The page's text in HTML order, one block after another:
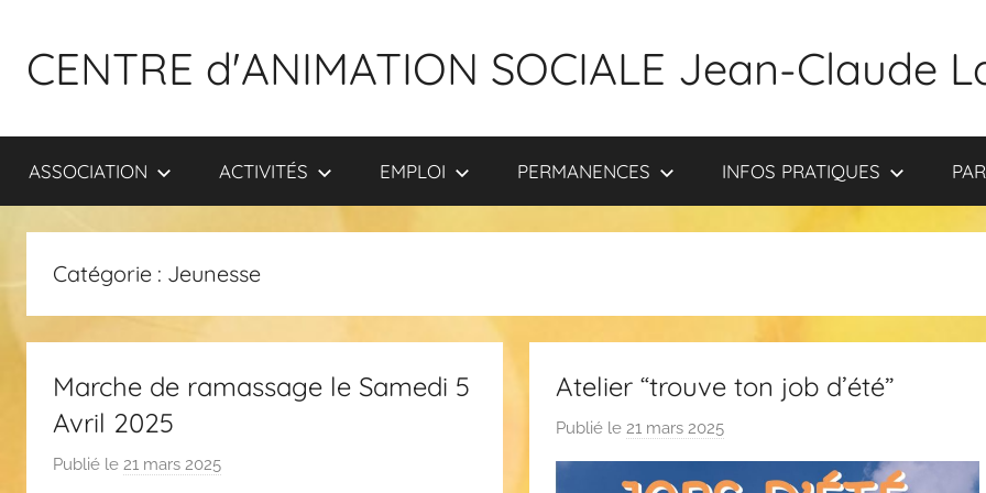
contenu
CENTRE d'ANIMATION SOCIALE Jean-Claude
ASSOCIATION ACTIVITÉS EMPLOI PERMANENCES INFOS PRATIQUES
Catégorie : Jeunesse
Marche de ramassage le Samedi 5
Avril 2025
Publié le 21 mars 2025
Atelier “trouve ton job d’été”
Publié le 21 mars 2025
r